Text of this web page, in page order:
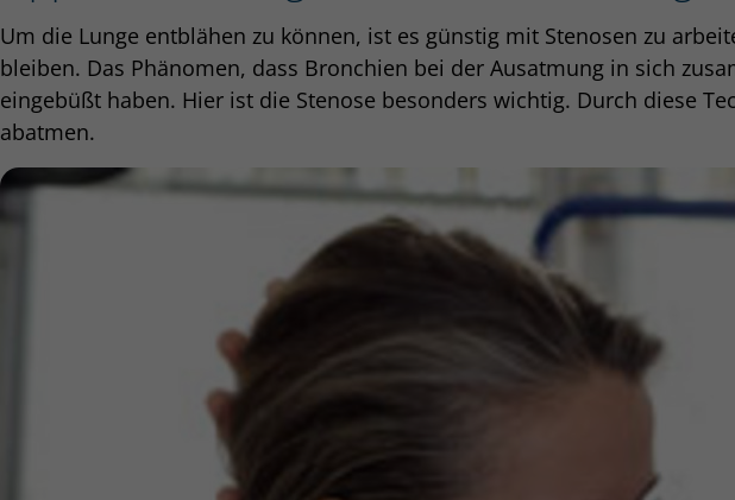
Um die Lunge entblähen zu können, ist es günstig mit Stenosen zu
bleiben. Das Phänomen, dass Bronchien bei der Ausatmung in sich
eingebüßt haben. Hier ist die Stenose besonders wichtig. Durch diese
abatmen.